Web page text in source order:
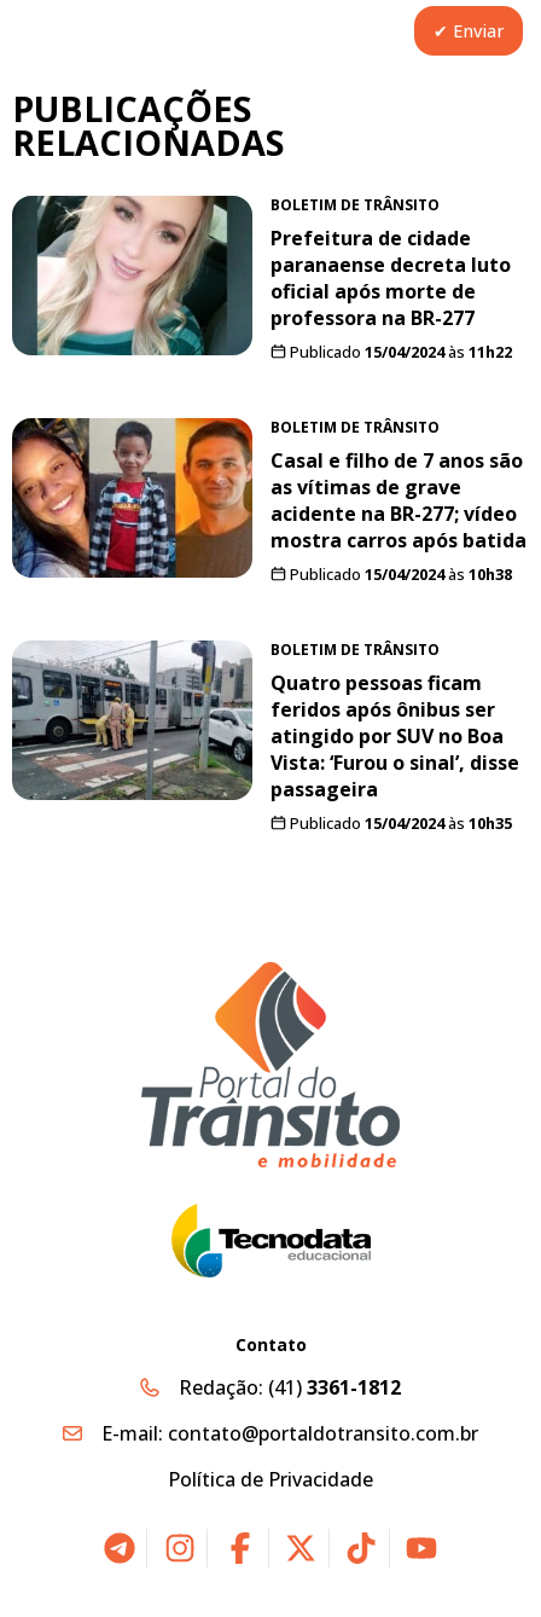
PUBLICAÇÕES
RELACIONADAS
BOLETIM DE TRÂNSITO
Prefeitura de cidade
paranaense decreta luto
oficial após morte de
professora na BR-277
Publicado 15/04/2024às 11h22
BOLETIM DE TRÂNSITO
Casal e filho de 7 anos são
as vítimas de grave
acidente na BR-277; vídeo
mostra carros após batida
Publicado 15/04/2024às 10h38
BOLETIM DE TRÂNSITO
Quatro pessoas ficam
feridos após ônibus ser
atingido por SUV no Boa
Vista: ‘Furou o sinal’, disse
passageira
Publicado 15/04/2024às 10h35
Contato
Redação: (41)3361-1812
E-mail: contato@portaldotransito.com.br
Política de Privacidade